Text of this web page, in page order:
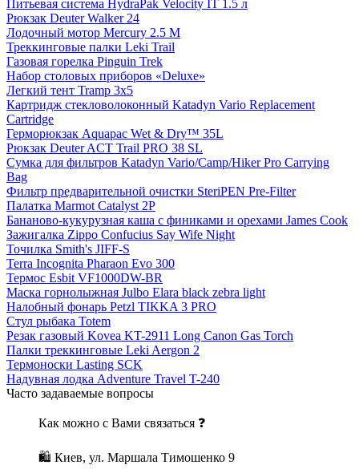
Питьевая система HydraPak Velocity IT 1.5 л
Рюкзак Deuter Walker 24
Лодочный мотор Mercury 2.5 M
Треккинговые палки Leki Trail
Газовая горелка Pinguin Trek
Набор столовых приборов «Deluxe»
Легкий тент Tramp 3x5
Картридж стекловолоконный Katadyn Vario Replacement
Cartridge
Герморюкзак Aquapac Wet & Dry™ 35L
Рюкзак Deuter ACT Trail PRO 38 SL
Сумка для фильтров Katadyn Vario/Camp/Hiker Pro Carrying
Bag
Фильтр предварительной очистки SteriPEN Pre-Filter
Палатка Marmot Catalyst 2P
Бананово-кукурузная каша с финиками и орехами James Cook
Зажигалка Zippo Confucius Say Wife Night
Точилка Smith's JIFF-S
Terra Incognita Pharaon Evo 300
Термос Esbit VF1000DW-BR
Маска горнолыжная Julbo Elara black zebra light
Налобный фонарь Petzl TIKKA 3 PRO
Стул рыбака Totem
Резак газовый Kovea KT-2911 Long Canon Gas Torch
Палки треккинговые Leki Aergon 2
Термоноски Lasting SCK
Надувная лодка Adventure Travel T-240
Часто задаваемые вопросы
Как можно с Вами связаться ❓
🛍 Киев, ул. Маршала Тимошенко 9